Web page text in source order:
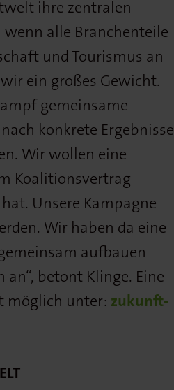
ihre zentralen
alle Branchenteile
und Tourismus an
ein großes Gewicht.
gemeinsame
konkrete Ergebnisse
Wir wollen eine
Koalitionsvertrag
Unsere Kampagne
Wir haben da eine
aufbauen
betont Klinge. Eine
möglich unter: zukunft-